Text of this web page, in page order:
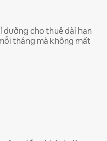
dưỡng cho thuê dài hạn
tháng mà không mất